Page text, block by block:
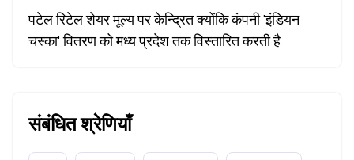
पटेल रिटेल शेयर मूल्य पर केन्द्रित क्योंकि कंपनी 'इंडियन
चस्का' वितरण को मध्य प्रदेश तक विस्तारित करती है
संबंधित श्रेणियाँ